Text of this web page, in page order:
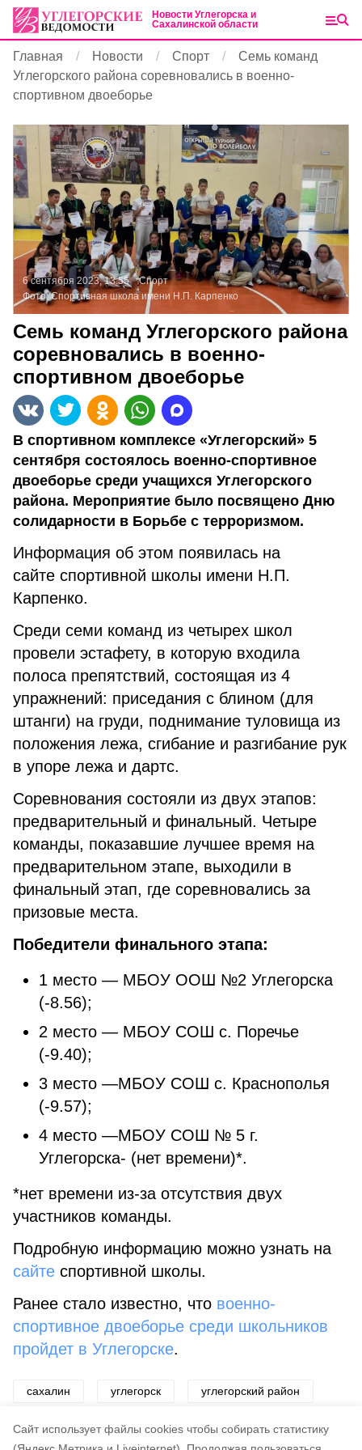
Cайт использует файлы cookies чтобы собирать статистику
Новости Углегорска и
Сахалинской области
Главная Новости Спорт
Семь команд
Углегорского района соревновались в военно-
спортивном двоеборье
6 сентября 2023, 13:55
Спорт
Фото:Спортивная школа имени Н.П. Карпенко
Семь команд Углегорского района
соревновались в военно-
спортивном двоеборье
В спортивном комплексе «Углегорский» 5
сентября состоялось военно-спортивное
двоеборье среди учащихся Углегорского
района. Мероприятие было посвящено Дню
солидарности в Борьбе с терроризмом.
Информация об этом появилась на
сайте спортивной школы имени Н.П.
Карпенко.
Среди семи команд из четырех школ
провели эстафету, в которую входила
полоса препятствий, состоящая из 4
упражнений: приседания с блином (для
штанги) на груди, поднимание туловища из
положения лежа, сгибание и разгибание рук
в упоре лежа и дартс.
Соревнования состояли из двух этапов:
предварительный и финальный. Четыре
команды, показавшие лучшее время на
предварительном этапе, выходили в
финальный этап, где соревновались за
призовые места.
Победители финального этапа:
1 место — МБОУ ООШ №2 Углегорска
(-8.56);
2 место — МБОУ СОШ с. Поречье
(-9.40);
3 место —МБОУ СОШ с. Краснополья
(-9.57);
4 место —МБОУ СОШ № 5 г.
Углегорска- (нет времени)*.
*нет времени из-за отсутствия двух
участников команды.
Подробную информацию можно узнать на
сайте спортивной школы.
Ранее стало известно, что военно-
спортивное двоеборье среди школьников
пройдет в Углегорске.
сахалин углегорск углегорский район
спорт